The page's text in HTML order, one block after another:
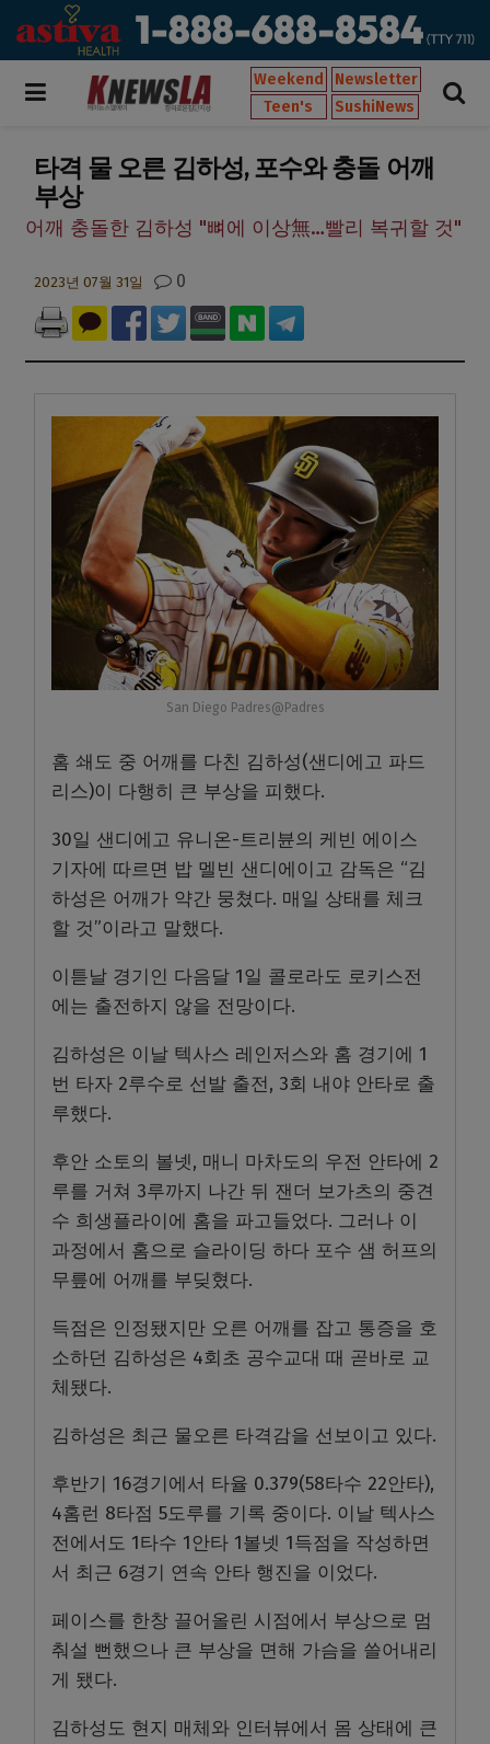
Weekend
Newsletter
Teen's
SushiNews
타격 물 오른 김하성, 포수와 충돌 어깨
부상
어깨 충돌한 김하성 "뼈에 이상無…빨리 복귀할 것"
2023년 07월 31일 0
San Diego Padres@Padres
홈 쇄도 중 어깨를 다친 김하성(샌디에고 파드
리스)이 다행히 큰 부상을 피했다.
30일 샌디에고 유니온-트리뷴의 케빈 에이스
기자에 따르면 밥 멜빈 샌디에이고 감독은 “김
하성은 어깨가 약간 뭉쳤다. 매일 상태를 체크
할 것”이라고 말했다.
이튿날 경기인 다음달 1일 콜로라도 로키스전
에는 출전하지 않을 전망이다.
김하성은 이날 텍사스 레인저스와 홈 경기에 1
번 타자 2루수로 선발 출전, 3회 내야 안타로 출
루했다.
후안 소토의 볼넷, 매니 마차도의 우전 안타에 2
루를 거쳐 3루까지 나간 뒤 잰더 보가츠의 중견
수 희생플라이에 홈을 파고들었다. 그러나 이
과정에서 홈으로 슬라이딩 하다 포수 샘 허프의
무릎에 어깨를 부딪혔다.
득점은 인정됐지만 오른 어깨를 잡고 통증을 호
소하던 김하성은 4회초 공수교대 때 곧바로 교
체됐다.
김하성은 최근 물오른 타격감을 선보이고 있다.
후반기 16경기에서 타율 0.379(58타수 22안타),
4홈런 8타점 5도루를 기록 중이다. 이날 텍사스
전에서도 1타수 1안타 1볼넷 1득점을 작성하면
서 최근 6경기 연속 안타 행진을 이었다.
페이스를 한창 끌어올린 시점에서 부상으로 멈
춰설 뻔했으나 큰 부상을 면해 가슴을 쓸어내리
게 됐다.
김하성도 현지 매체와 인터뷰에서 몸 상태에 큰